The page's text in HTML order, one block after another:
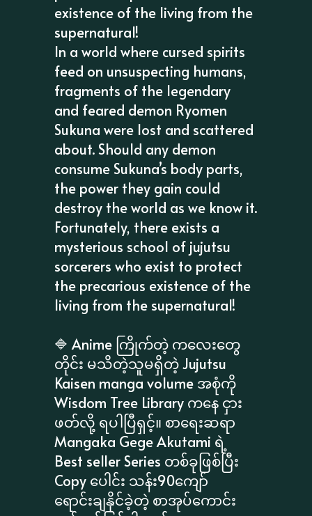
existence of the living from the
supernatural!
In a world where cursed spirits
feed on unsuspecting humans,
fragments of the legendary
and feared demon Ryomen
Sukuna were lost and scattered
about. Should any demon
consume Sukuna’s body parts,
the power they gain could
destroy the world as we know it.
Fortunately, there exists a
mysterious school of jujutsu
sorcerers who exist to protect
the precarious existence of the
living from the supernatural!
🔷 Anime ကြိုက်တဲ့ ကလေးတွေ
တိုင်း မသိတဲ့သူမရှိတဲ့ Jujutsu
Kaisen manga volume အစုံကို
Wisdom Tree Library ကနေ ငှား
ဖတ်လို့ ရပါပြီရှင့်။ စာရေးဆရာ
Mangaka Gege Akutami ရဲ့
Best seller Series တစ်ခုဖြစ်ပြီး
Copy ပေါင်း သန်း90ကျော်
ရောင်းချနိုင်ခဲ့တဲ့ စာအုပ်ကောင်း